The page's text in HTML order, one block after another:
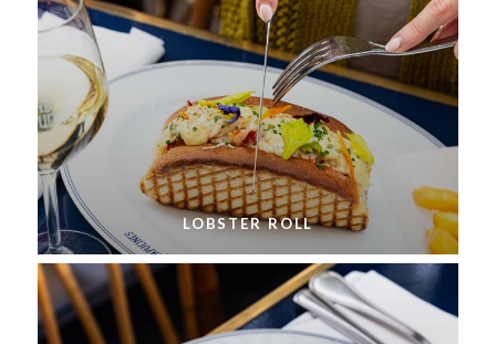
LOBSTER ROLL